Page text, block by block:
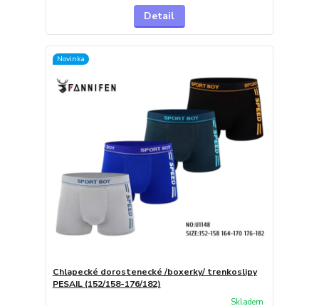
Detail
Novinka
Chlapecké dorostenecké /boxerky/ trenkoslipy
PESAIL (152/158-176/182)
Skladem